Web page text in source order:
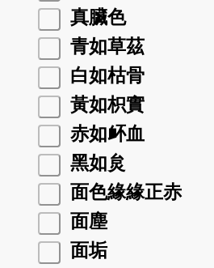
真臟色
青如草茲
白如枯骨
黃如枳實
赤如衃血
黑如炱
面色緣緣正赤
面塵
面垢